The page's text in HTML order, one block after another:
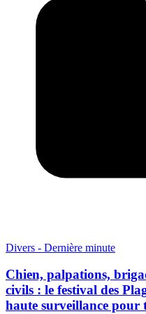
Divers - Dernière minute
Chien, palpations,
civils : le festival des
haute surveillance pour